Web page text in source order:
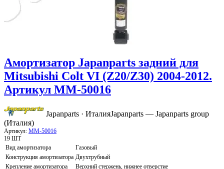
Амортизатор Japanparts задний для
Mitsubishi Colt VI (Z20/Z30) 2004-2012.
Артикул MM-50016
Japanparts · ИталияJapanparts — Japanparts group
(Италия)
Артикул: MM-50016
19 ШТ
Вид амортизатора
Газовый
Конструкция амортизатора Двухтрубный
Крепление амортизатора
Верхний стержень, нижнее отверстие